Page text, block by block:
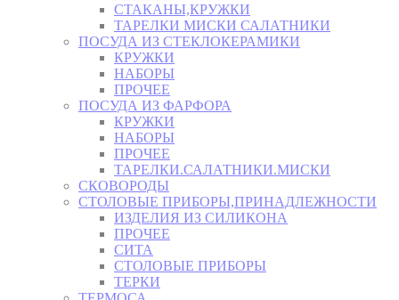
СТАКАНЫ,КРУЖКИ
ТАРЕЛКИ МИСКИ САЛАТНИКИ
ПОСУДА ИЗ СТЕКЛОКЕРАМИКИ
КРУЖКИ
НАБОРЫ
ПРОЧЕЕ
ПОСУДА ИЗ ФАРФОРА
КРУЖКИ
НАБОРЫ
ПРОЧЕЕ
ТАРЕЛКИ.САЛАТНИКИ.МИСКИ
СКОВОРОДЫ
СТОЛОВЫЕ ПРИБОРЫ,ПРИНАДЛЕЖНОСТИ
ИЗДЕЛИЯ ИЗ СИЛИКОНА
ПРОЧЕЕ
СИТА
СТОЛОВЫЕ ПРИБОРЫ
ТЕРКИ